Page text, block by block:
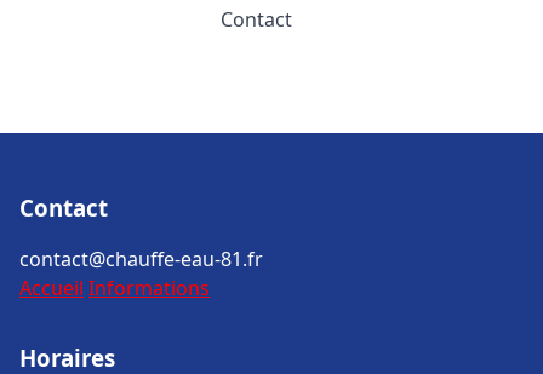
Contact
Contact
contact@chauffe-eau-81.fr
Accueil Informations
Horaires